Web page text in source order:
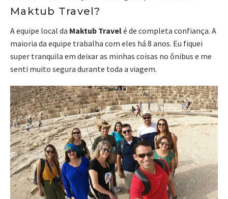
Maktub Travel?
A equipe local da Maktub Travelé de completa confiança. A
maioria da equipe trabalha com eles há 8 anos. Eu fiquei
super tranquila em deixar as minhas coisas no ônibus e me
senti muito segura durante toda a viagem.